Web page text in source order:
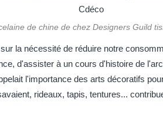
de chine de chez Designers Guild
la nécessité de réduire notre
d'assister à un cours d'histoire de
l'importance des arts décoratifs
rideaux, tapis, tentures...